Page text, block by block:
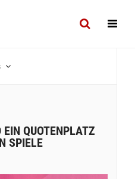
QUOTENPLATZ
SPIELE